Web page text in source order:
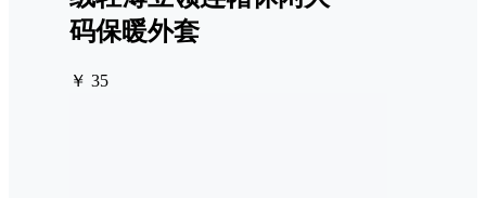
码保暖外套
￥ 35